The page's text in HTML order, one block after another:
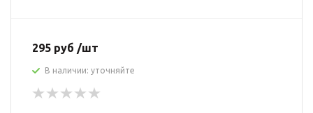
295 руб /шт
В наличии: уточняйте